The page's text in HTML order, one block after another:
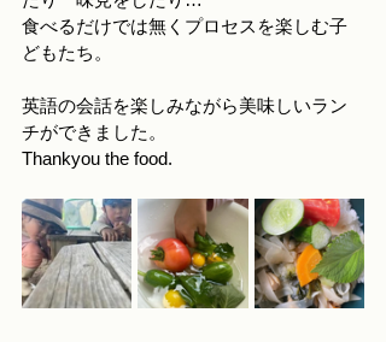
食べるだけでは無くプロセスを楽しむ子
どもたち。
英語の会話を楽しみながら美味しいラン
チができました。
Thankyou the food.